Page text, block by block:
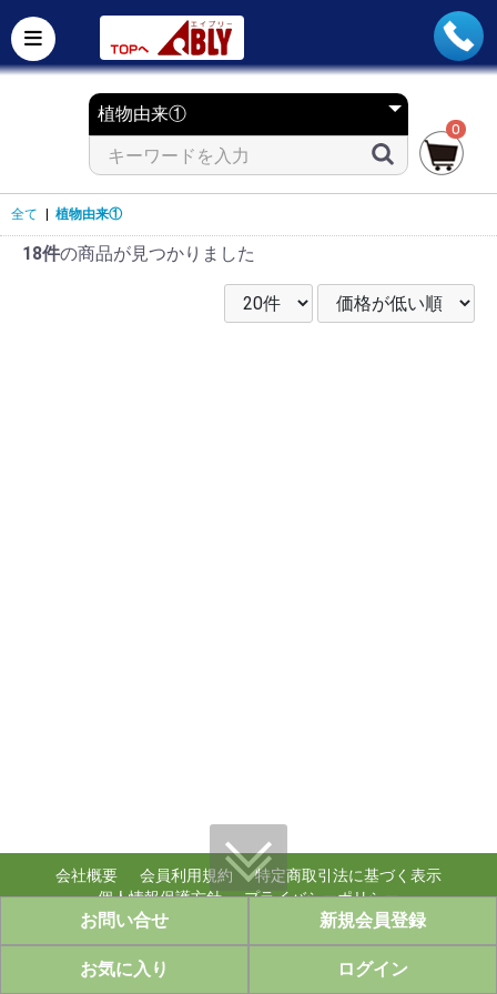
0
全て 植物由来①
18件の商品が見つかりました
会社概要 会員利用規約
特定商取引法に基づく表示
個人情報保護方針
プライバシーポリシー
個人情報のお取り扱い
copyright (c) ably,inc. WebShop all rights reserved.
お問い合せ 新規会員登録
お気に入り ログイン